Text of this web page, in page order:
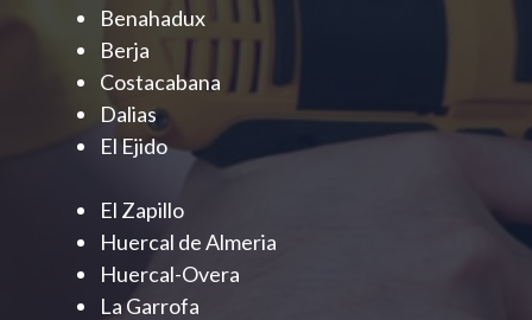
Benahadux
Berja
Costacabana
Dalias
El Ejido
El Zapillo
Huercal de Almeria
Huercal-Overa
La Garrofa